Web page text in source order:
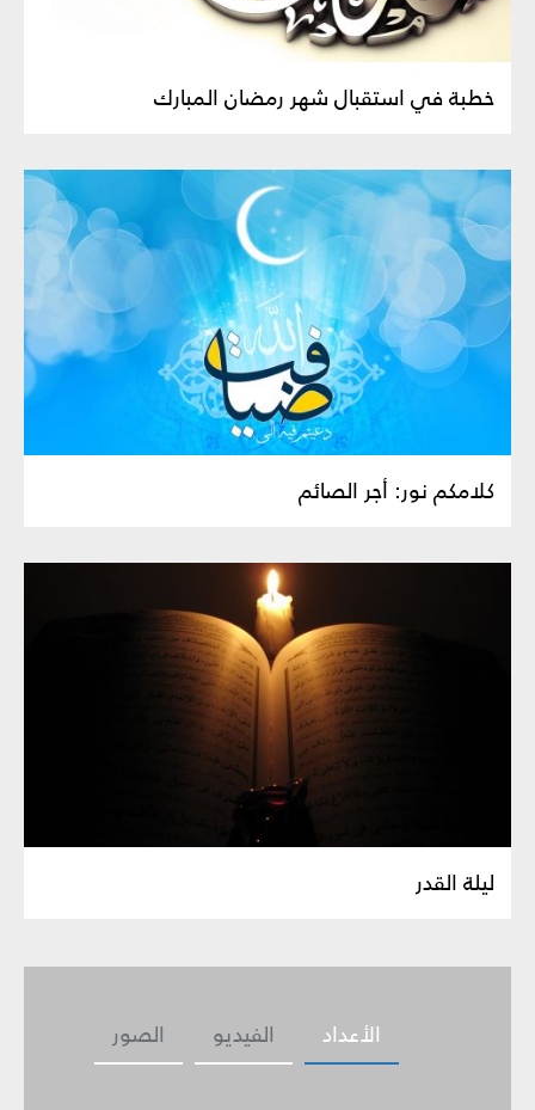
خطبة في استقبال شهر رمضان المبارك
كلامكم نور: أجر الصائم
ليلة القدر
الصور الفيديو الأعداد